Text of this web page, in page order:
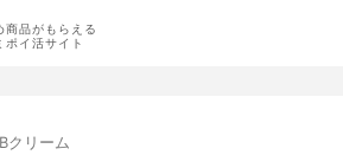
商品がもらえる
ポイ活サイト
クリーム